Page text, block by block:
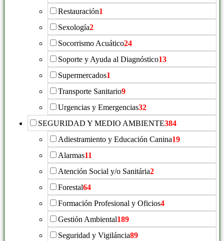
Restauración1
Sexología2
Socorrismo Acuático24
Soporte y Ayuda al Diagnóstico13
Supermercados1
Transporte Sanitario9
Urgencias y Emergencias32
SEGURIDAD Y MEDIO AMBIENTE384
Adiestramiento y Educación Canina19
Alarmas11
Atención Social y/o Sanitária2
Forestal64
Formación Profesional y Oficios4
Gestión Ambiental189
Seguridad y Vigiláncia89